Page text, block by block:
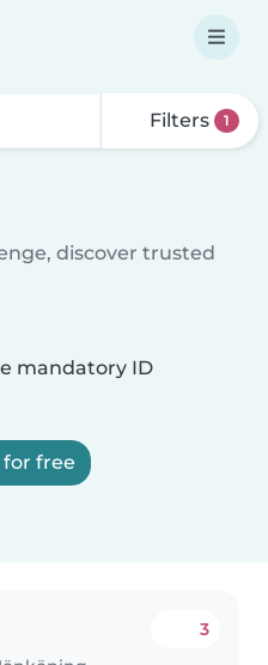
Filters 1
discover trusted
mandatory ID
free
3